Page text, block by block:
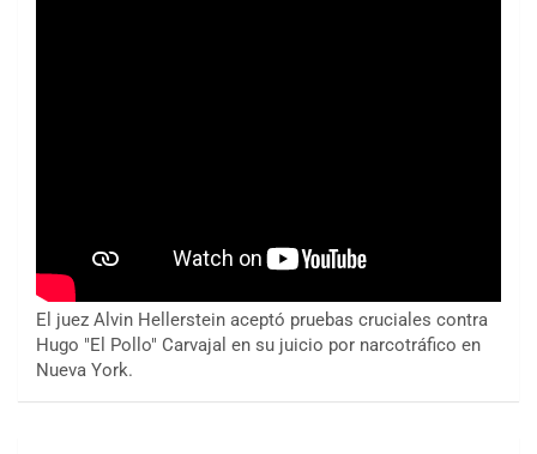
El juez Alvin Hellerstein aceptó pruebas cruciales contra
Hugo "El Pollo" Carvajal en su juicio por narcotráfico en
Nueva York.